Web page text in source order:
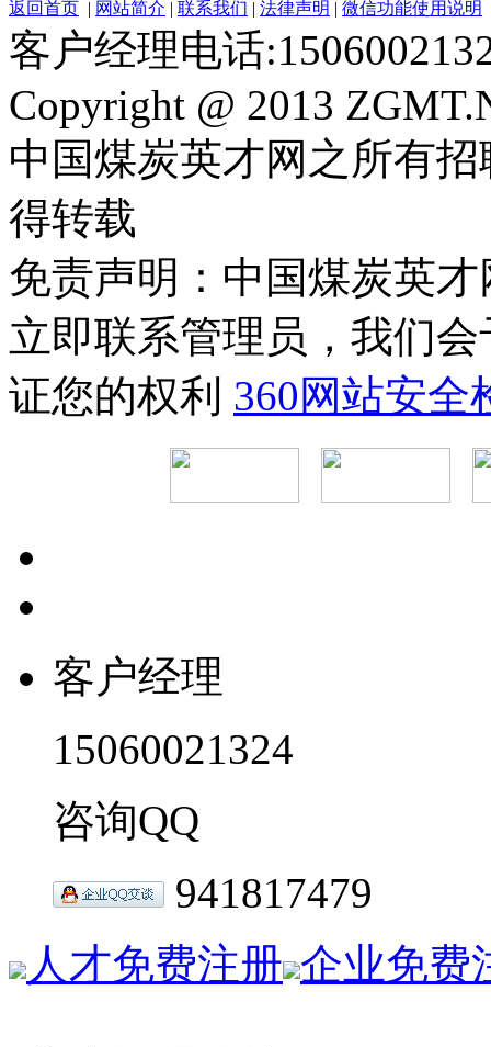
返回首页 | 网站简介 | 联系我们 | 法律声明 | 微信功能使用说明
客户经理电话
Copyright @ 2013
中国煤炭英才网之所有
得转载
免责声明：中国煤炭英
立即联系管理员，我们
证您的权利 360网站安全
客户经理
15060021324
咨询QQ
941817479
人才免费注册 企业免费